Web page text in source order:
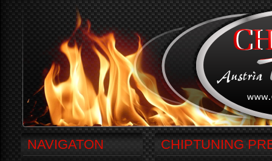
CHIPTUNING
NAVIGATON